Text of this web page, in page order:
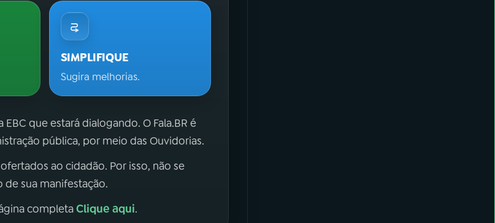
SIMPLIFIQUE
Sugira melhorias.
que estará dialogando. O Fala.BR é
pública, por meio das Ouvidorias.
ao cidadão. Por isso, não se
sua manifestação.
completaClique aqui.